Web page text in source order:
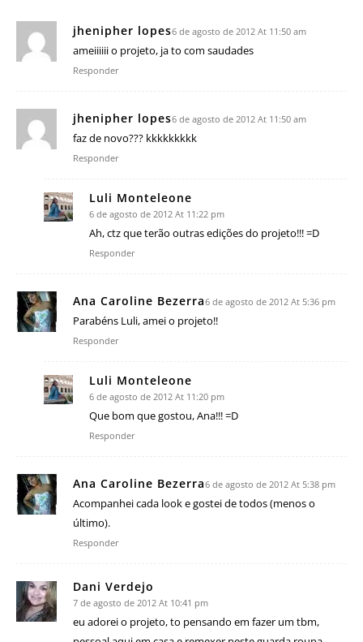
jhenipher lopes6 de agosto de 2012 At 11:50 am
ameiiiiii o projeto, ja to com saudades
Responder
jhenipher lopes6 de agosto de 2012 At 11:50 am
faz de novo??? kkkkkkkkk
Responder
Luli Monteleone
6 de agosto de 2012 At 11:22 pm
Ah, ctz que terão outras edições do projeto!!! =D
Responder
Ana Caroline Bezerra6 de agosto de 2012 At 5:36 pm
Parabéns Luli, amei o projeto!!
Responder
Luli Monteleone
6 de agosto de 2012 At 11:20 pm
Que bom que gostou, Ana!!! =D
Responder
Ana Caroline Bezerra6 de agosto de 2012 At 5:38 pm
Acompanhei cada look e gostei de todos (menos o
último).
Responder
Dani Verdejo
7 de agosto de 2012 At 10:41 pm
eu adorei o projeto, to pensando em fazer um tbm,